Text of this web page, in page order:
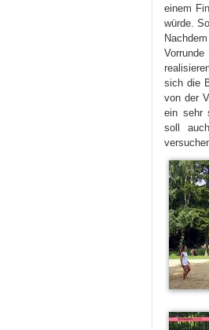
einem
würde.
sich die
von der
ein sehr
soll